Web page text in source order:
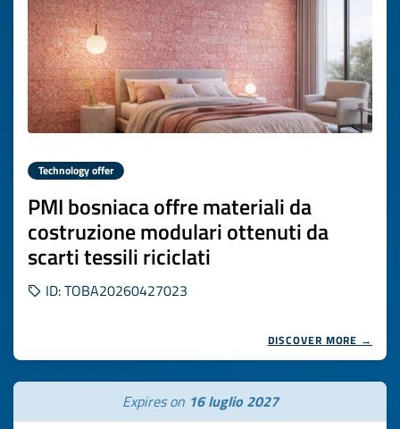
Technology offer
PMI bosniaca offre materiali da
costruzione modulari ottenuti da
scarti tessili riciclati
ID: TOBA20260427023
DISCOVER MORE →
Expires on 16 luglio 2027